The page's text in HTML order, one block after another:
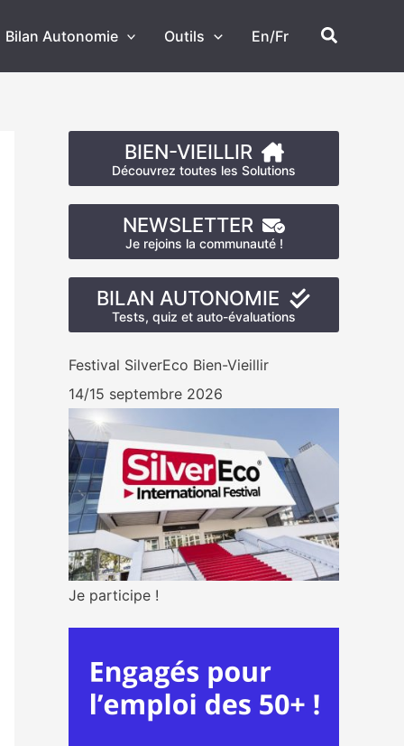
Bilan Autonomie Outils En/Fr
BIEN-VIEILLIR
Découvrez toutes les Solutions
NEWSLETTER
Je rejoins la communauté !
BILAN AUTONOMIE
Tests, quiz et auto-évaluations
Festival SilverEco Bien-Vieillir
14/15 septembre 2026
Je participe !